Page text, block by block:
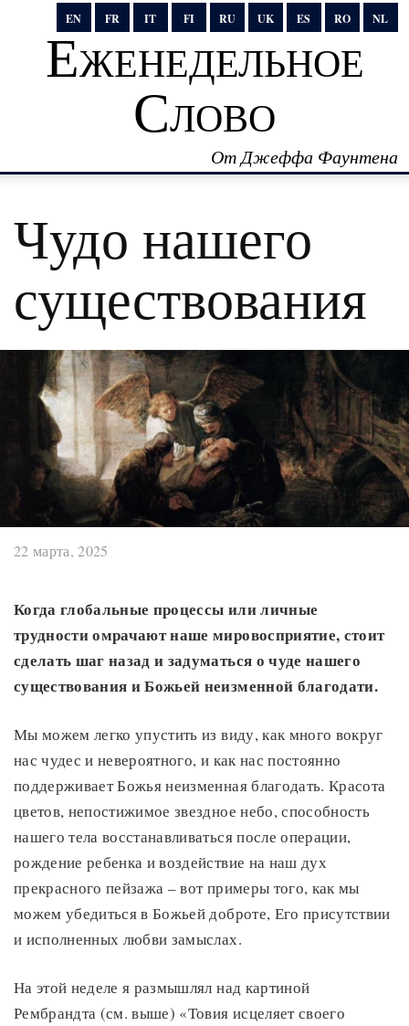
EN FR IT FI RU UK ES RO NL
Еженедельное
Слово
От Джеффа Фаунтена
Чудо нашего
существования
22 марта, 2025
Когда глобальные процессы или личные
трудности омрачают наше мировосприятие, стоит
сделать шаг назад и задуматься о чуде нашего
существования и Божьей неизменной благодати.
Мы можем легко упустить из виду, как много вокруг
нас чудес и невероятного, и как нас постоянно
поддерживает Божья неизменная благодать. Красота
цветов, непостижимое звездное небо, способность
нашего тела восстанавливаться после операции,
рождение ребенка и воздействие на наш дух
прекрасного пейзажа – вот примеры того, как мы
можем убедиться в Божьей доброте, Его присутствии
и исполненных любви замыслах.
На этой неделе я размышлял над картиной
Рембрандта (см. выше) «Товия исцеляет своего